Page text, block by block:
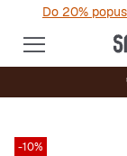
Do 20%
-10%